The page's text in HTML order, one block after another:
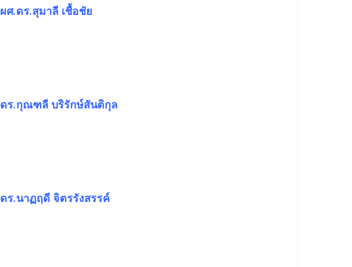
ผศ.ดร.สุมาลี เชื้อชัย
ดร.กุณฑลี บริรักษ์สันติกุล
ดร.นาฏฤดี จิตรรังสรรค์